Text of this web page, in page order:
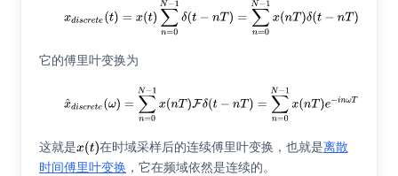
它的傅里叶变换为
这就是 在时域采样后的连续傅里叶变换，也就是离散
时间傅里叶变换 ，它在频域依然是连续的。